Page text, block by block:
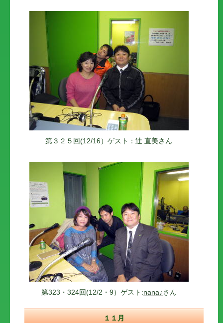
第３２５回(12/16）ゲスト：辻 直美さん
第323・324回(12/2・9）ゲスト:nana♪さん
１１月